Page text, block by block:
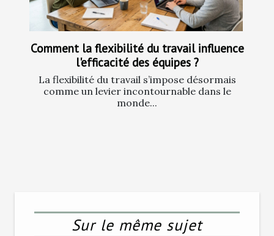
Comment la flexibilité du travail influence
l'efficacité des équipes ?
La flexibilité du travail s’impose désormais
comme un levier incontournable dans le
monde...
Sur le même sujet